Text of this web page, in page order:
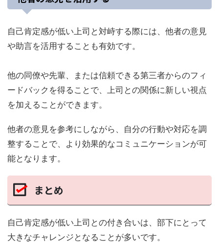
自己肯定感が低い上司と対峙する際には、他者の意見
や助言を活用することも有効です。
他の同僚や先輩、または信頼できる第三者からのフィ
ードバックを得ることで、上司との関係に新しい視点
を加えることができます。
他者の意見を参考にしながら、自分の行動や対応を調
整することで、より効果的なコミュニケーションが可
能となります。
まとめ
自己肯定感が低い上司との付き合いは、部下にとって
大きなチャレンジとなることが多いです。